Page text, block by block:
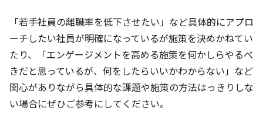
「若手社員の離職率を低下させたい」など具体的にアプロ
ーチしたい社員が明確になっているが施策を決めかねてい
たり、「エンゲージメントを高める施策を何かしらやるべ
きだと思っているが、何をしたらいいかわからない」など
関心がありながら具体的な課題や施策の方法はっきりしな
い場合にぜひご参考にしてください。